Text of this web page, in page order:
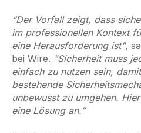
“Der Vorfall zeigt, dass
im professionellen Kontext
eine Herausforderung ist",
bei Wire. "Sicherheit muss
einfach zu nutzen sein,
bestehende
unbewusst zu umgehen.
eine Lösung an.”